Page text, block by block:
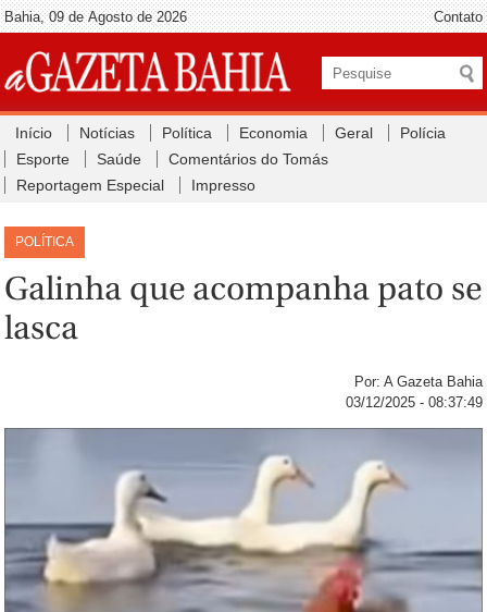
Bahia, 09 de Agosto de 2026 Contato
Início Notícias Política Economia Geral
Polícia
Esporte
Saúde
Comentários do Tomás
Reportagem Especial
Impresso
POLÍTICA
Galinha que acompanha pato se
lasca
Por: A Gazeta Bahia
03/12/2025 - 08:37:49